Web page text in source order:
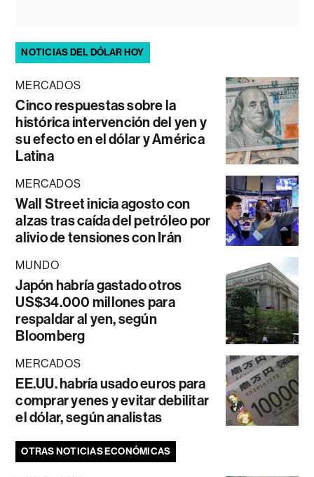
NOTICIAS DEL DÓLAR HOY
MERCADOS
Cinco respuestas sobre la
histórica intervención del yen y
su efecto en el dólar y América
Latina
MERCADOS
Wall Street inicia agosto con
alzas tras caída del petróleo por
alivio de tensiones con Irán
MUNDO
Japón habría gastado otros
US$34.000 millones para
respaldar al yen, según
Bloomberg
MERCADOS
EE.UU. habría usado euros para
comprar yenes y evitar debilitar
el dólar, según analistas
OTRAS NOTICIAS ECONÓMICAS